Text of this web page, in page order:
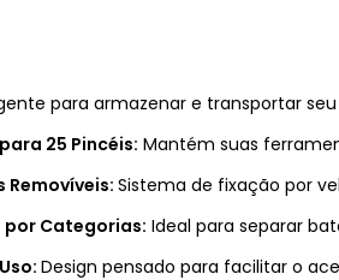
para armazenar e transportar
25 Pincéis: Mantém suas
Removíveis: Sistema de fixação por
Categorias: Ideal para separar
Design pensado para facilitar o